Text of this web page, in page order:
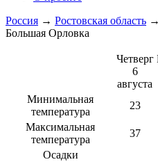
Россия → Ростовская область →
Большая Орловка
Четверг
6
августа
Минимальная
температура
23
Максимальная
температура
37
Осадки